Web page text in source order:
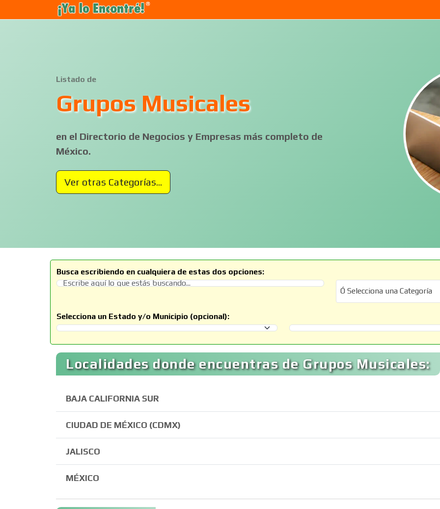
Listado de
Grupos Musicales
en el Directorio de Negocios y Empresas más completo de
México.
Ver otras Categorías...
Busca escribiendo en cualquiera de estas dos opciones:
Ó Selecciona una Categoría
Ó Selecciona una Categoría
Selecciona un Estado y/o Municipio (opcional):
Selecciona un Estado
Selecciona un Municipio
Localidades donde encuentras de Grupos Musicales:
BAJA CALIFORNIA SUR
CIUDAD DE MÉXICO (CDMX)
JALISCO
MÉXICO